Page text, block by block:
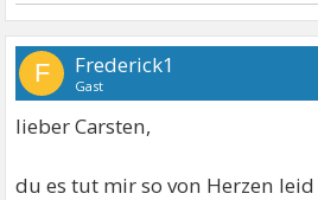
F Frederick1
Gast
lieber Carsten,
du es tut mir so von Herzen